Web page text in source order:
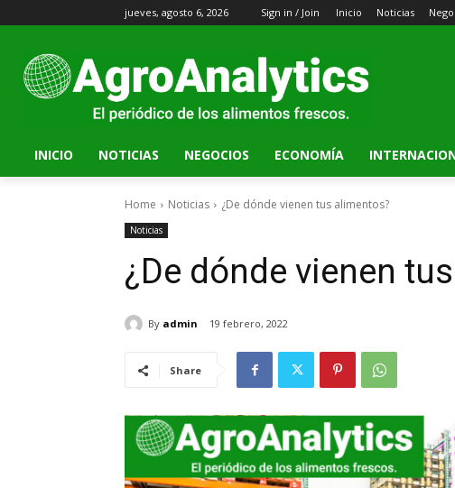
jueves, agosto 6, 2026 Sign in / Join Inicio Noticias
INICIO NOTICIAS NEGOCIOS ECONOMÍA
Home Noticias ¿De dónde vienen tus alimentos?
Noticias
¿De dónde vienen
By admin 19 febrero, 2022
Share